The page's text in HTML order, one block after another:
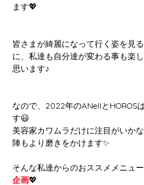
ます💖
皆さまが綺麗になって行く姿を見
に、私達も自分達が変わる事も楽
思います♪
なので、2022年のANellとHOROS
す😃
美容家カワムラだけに注目がいか
陣もより磨きをかけます✨
そんな私達からのおススメメニュ
企画💖